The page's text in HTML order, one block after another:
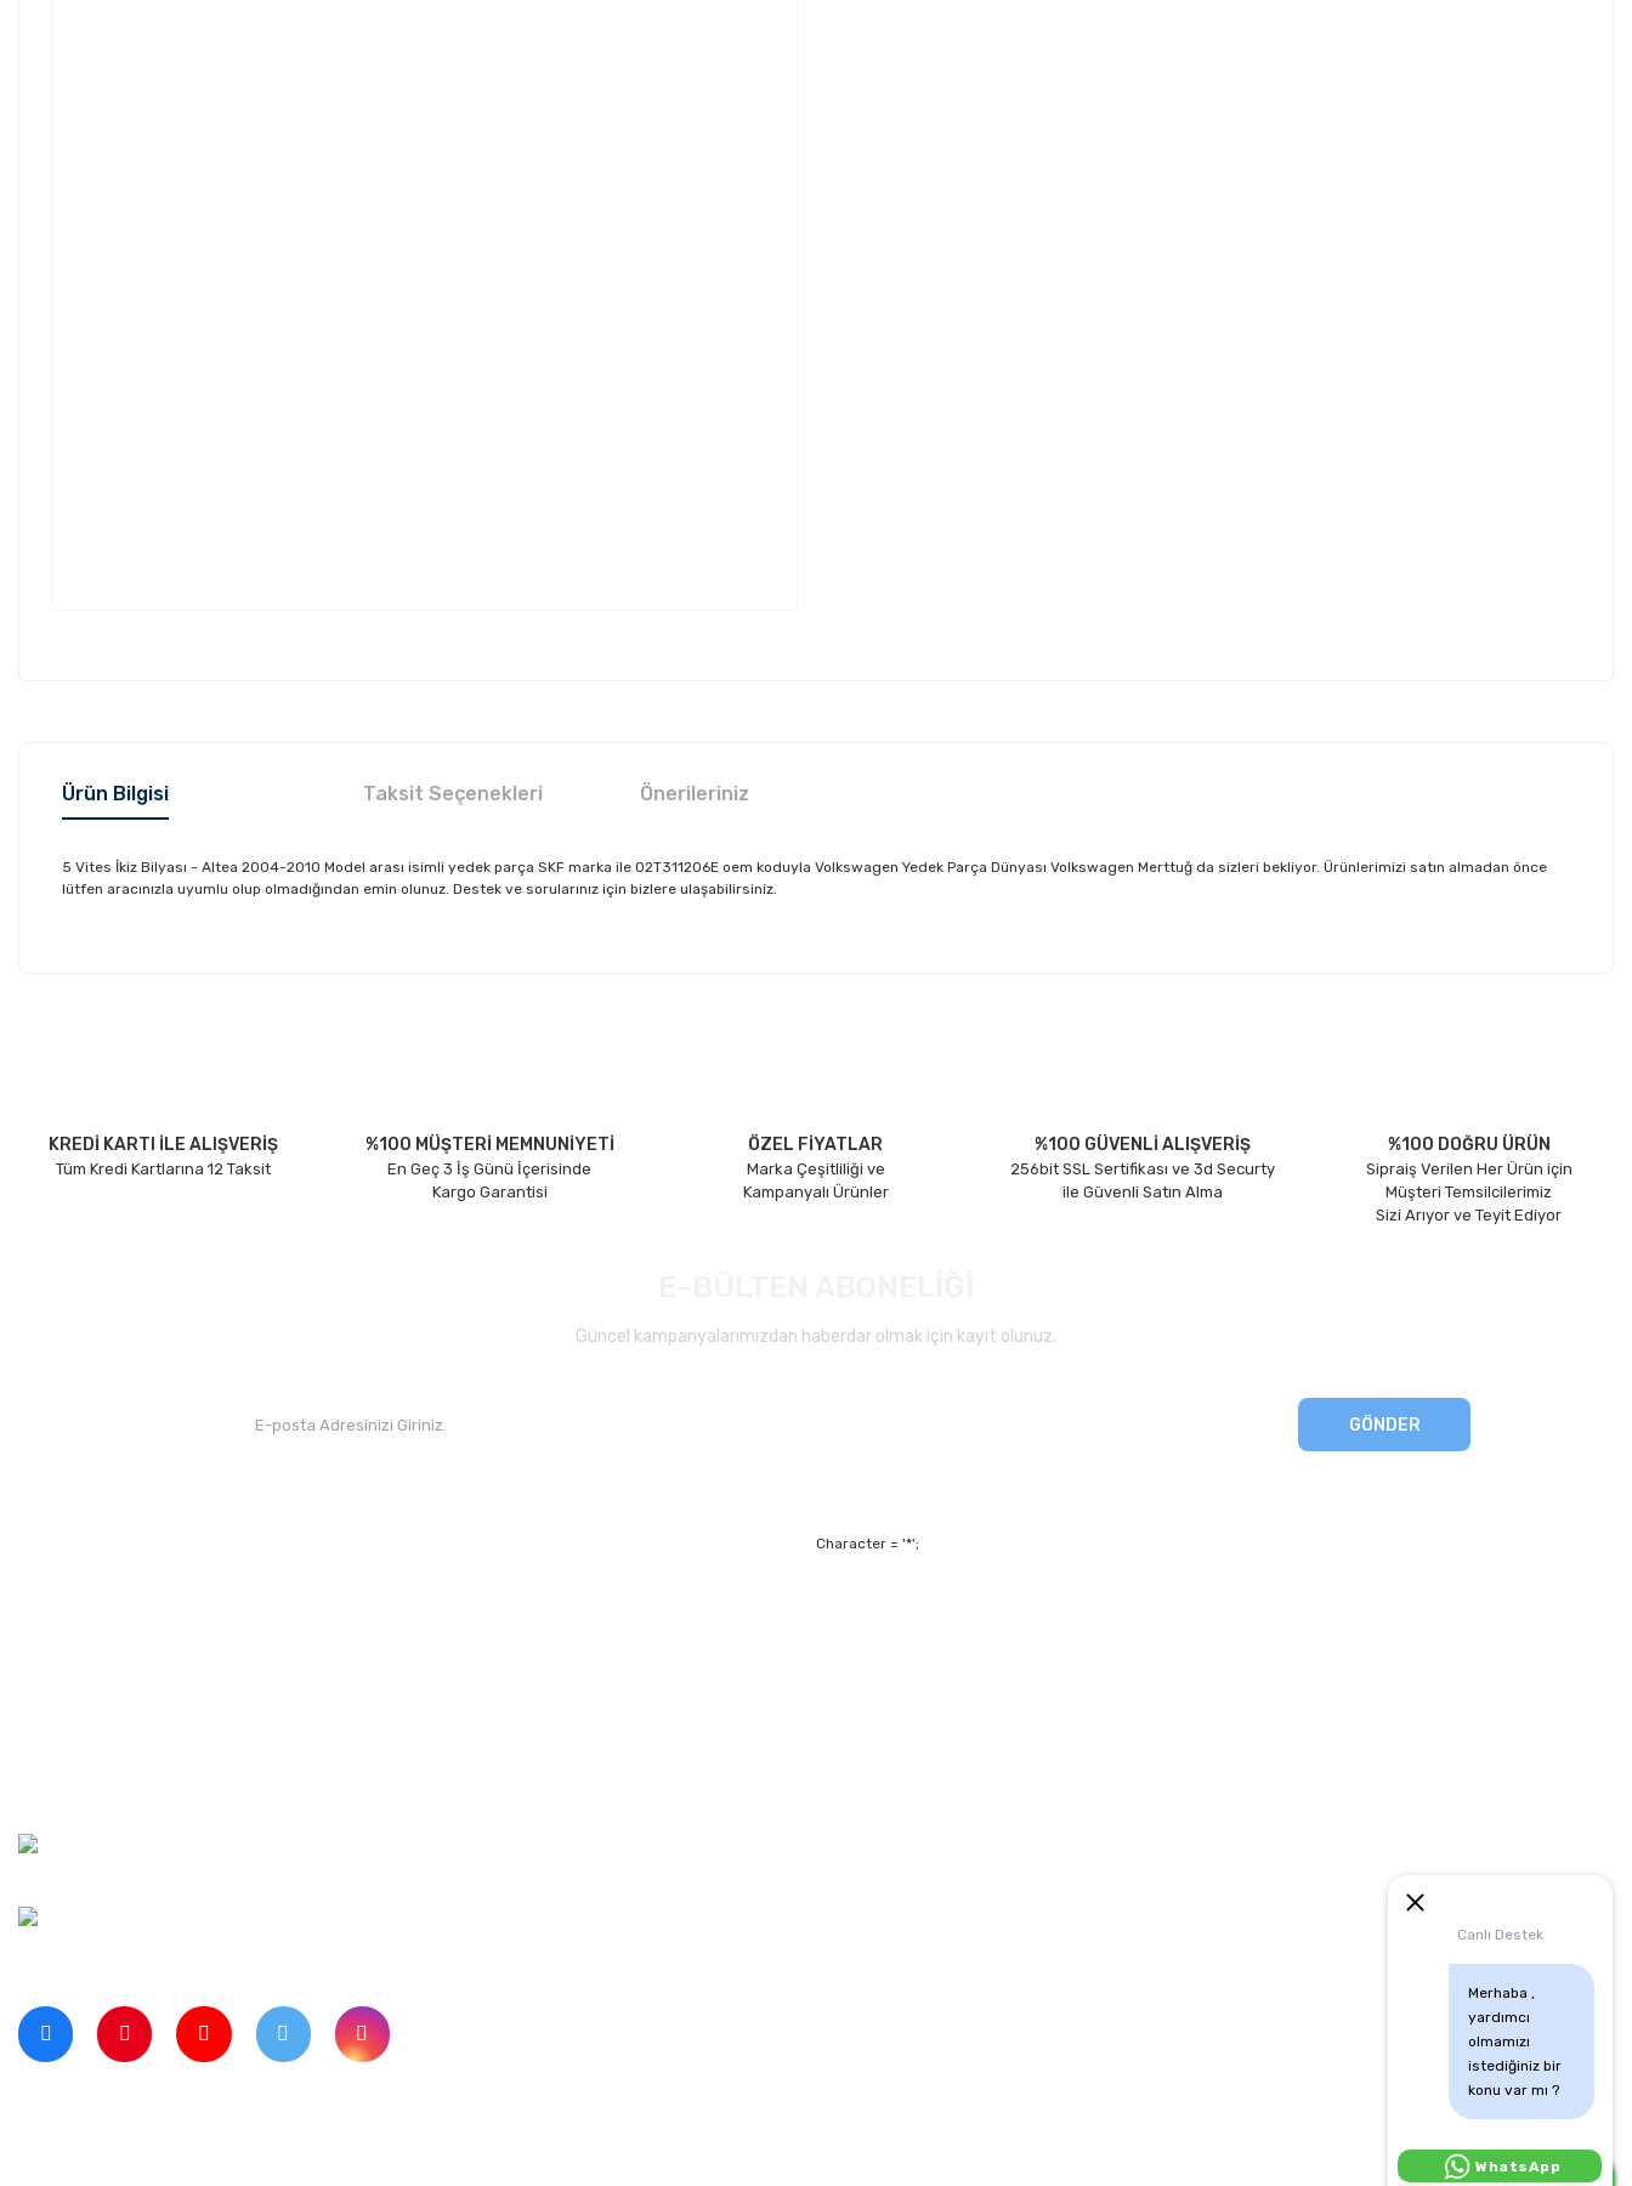
Canlı Destek
Merhaba ,
yardımcı
olmamızı
istediğiniz bir
konu var mı ?
Canlı Destek İçin Tıkla:
WhatsApp
Ürün Bilgisi Taksit Seçenekleri Önerileriniz
5 Vites İkiz Bilyası - Altea 2004-2010 Model arası isimli yedek parça SKF marka ile 02T311206E oem koduyla Volkswagen Yedek Parça Dünyası Volkswagen Merttuğ da sizleri bekliyor. Ürünlerimizi satın almadan önce
lütfen aracınızla uyumlu olup olmadığından emin olunuz. Destek ve sorularınız için bizlere ulaşabilirsiniz.
Ürün bilgilerinde hatalar bulunuyor.
Ürün fiyatı diğer sitelerden daha pahalı.
KREDİ KARTI İLE ALIŞVERİŞ
Tüm Kredi Kartlarına 12 Taksit
%100 MÜŞTERİ MEMNUNİYETİ
En Geç 3 İş Günü İçerisinde
Kargo Garantisi
ÖZEL FİYATLAR
Marka Çeşitliliği ve
Kampanyalı Ürünler
%100 GÜVENLİ ALIŞVERİŞ
256bit SSL Sertifikası ve 3d Securty
ile Güvenli Satın Alma
%100 DOĞRU ÜRÜN
Sipraiş Verilen Her Ürün için
Müşteri Temsilcilerimiz
Sizi Arıyor ve Teyit Ediyor
Güncel kampanyalarımızdan haberdar olmak için kayıt olunuz.
GÖNDER
Character = '*';